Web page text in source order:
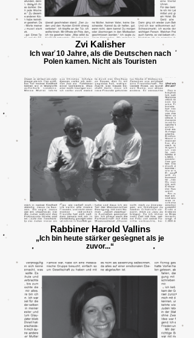
Zvi Kalisher
Ich war 10 Jahre, als die Deutschen nach
Polen kamen. Nicht als Touristen
Rabbiner Harold Vallins
„Ich bin heute stärker gesegnet als je
zuvor...“